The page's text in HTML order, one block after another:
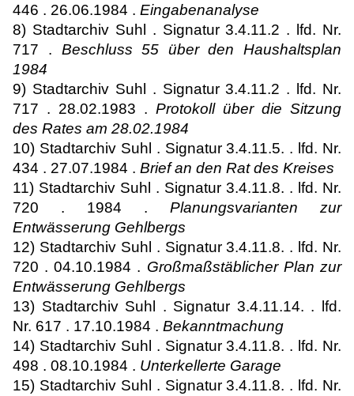
446 . 26.06.1984 .Eingabenanalyse
8) Stadtarchiv Suhl . Signatur 3.4.11.2 . lfd. Nr.
717 . Beschluss 55 über den Haushaltsplan
1984
9) Stadtarchiv Suhl . Signatur 3.4.11.2 . lfd. Nr.
717 . 28.02.1983 . Protokoll über die Sitzung
des Rates am 28.02.1984
10) Stadtarchiv Suhl . Signatur 3.4.11.5. . lfd. Nr.
434 . 27.07.1984 .Brief an den Rat des Kreises
11) Stadtarchiv Suhl . Signatur 3.4.11.8. . lfd. Nr.
720 . 1984 . Planungsvarianten zur
Entwässerung Gehlbergs
12) Stadtarchiv Suhl . Signatur 3.4.11.8. . lfd. Nr.
720 . 04.10.1984 . Großmaßstäblicher Plan zur
Entwässerung Gehlbergs
13) Stadtarchiv Suhl . Signatur 3.4.11.14. . lfd.
Nr. 617 . 17.10.1984 .Bekanntmachung
14) Stadtarchiv Suhl . Signatur 3.4.11.8. . lfd. Nr.
498 . 08.10.1984 . Unterkellerte Garage
15) Stadtarchiv Suhl . Signatur 3.4.11.8. . lfd. Nr.